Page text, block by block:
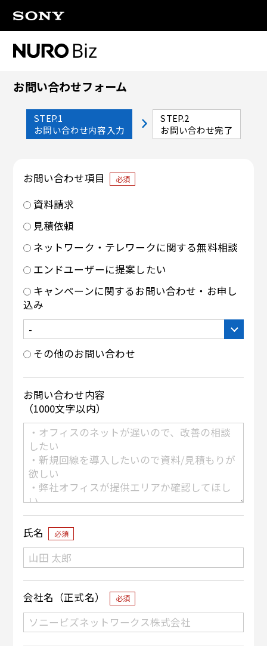
お問い合わせフォーム
STEP.1
お問い合わせ内容入力
STEP.2
お問い合わせ完了
お問い合わせ項目 必須
資料請求
見積依頼
ネットワーク・テレワークに関する無料相談
エンドユーザーに提案したい
キャンペーンに関するお問い合わせ・お申し
込み
その他のお問い合わせ
お問い合わせ内容
（1000文字以内）
氏名 必須
会社名（正式名） 必須